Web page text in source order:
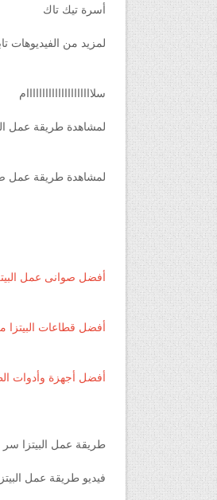
أسرة تيك تاك
لمزيد من الفيديوهات
سلااااااااااااااااااااام
لمشاهدة طريقة عمل
لمشاهدة طريقة عمل
أفضل صوانى عمل
أفضل قطاعات البيتزا
أفضل أجهزة وأدوات
طريقة عمل البيتزا سر
فيديو طريقة عمل